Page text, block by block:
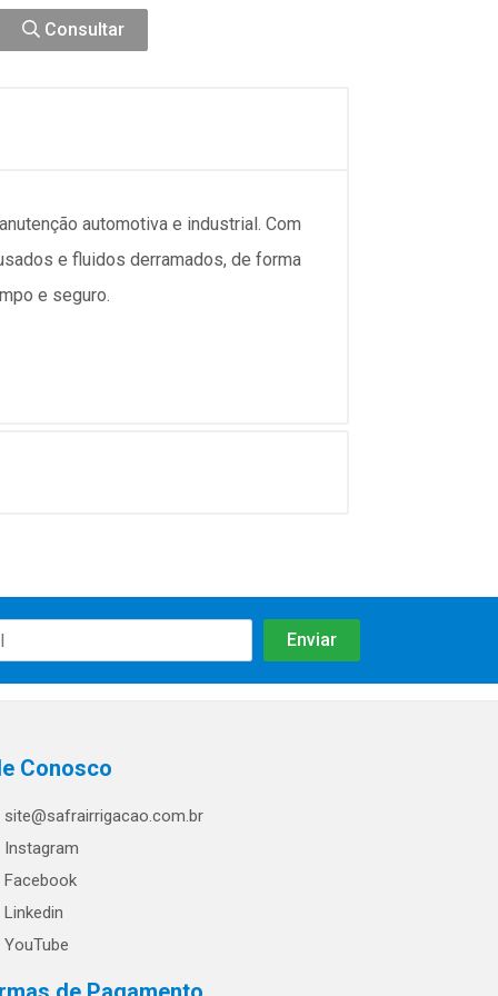
Consultar
automotiva e industrial. Com
e fluidos derramados, de forma
e seguro.
Conosco
site@safrairrigacao.com.br
Instagram
Facebook
Linkedin
YouTube